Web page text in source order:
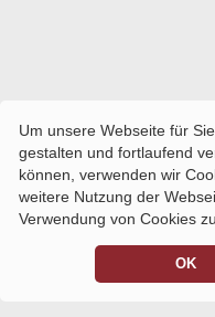
Um unsere Webseite für
gestalten und fortlaufend
können, verwenden wir
weitere Nutzung der
Verwendung von Cookies zu.
OK